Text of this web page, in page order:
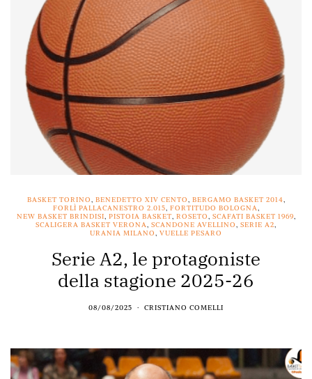
BASKET TORINO, BENEDETTO XIV CENTO, BERGAMO BASKET 2014,
FORLÌ PALLACANESTRO 2.015, FORTITUDO BOLOGNA,
NEW BASKET BRINDISI, PISTOIA BASKET, ROSETO, SCAFATI BASKET 1969,
SCALIGERA BASKET VERONA, SCANDONE AVELLINO, SERIE A2,
URANIA MILANO, VUELLE PESARO
Serie A2, le protagoniste
della stagione 2025-26
08/08/2025 CRISTIANO COMELLI